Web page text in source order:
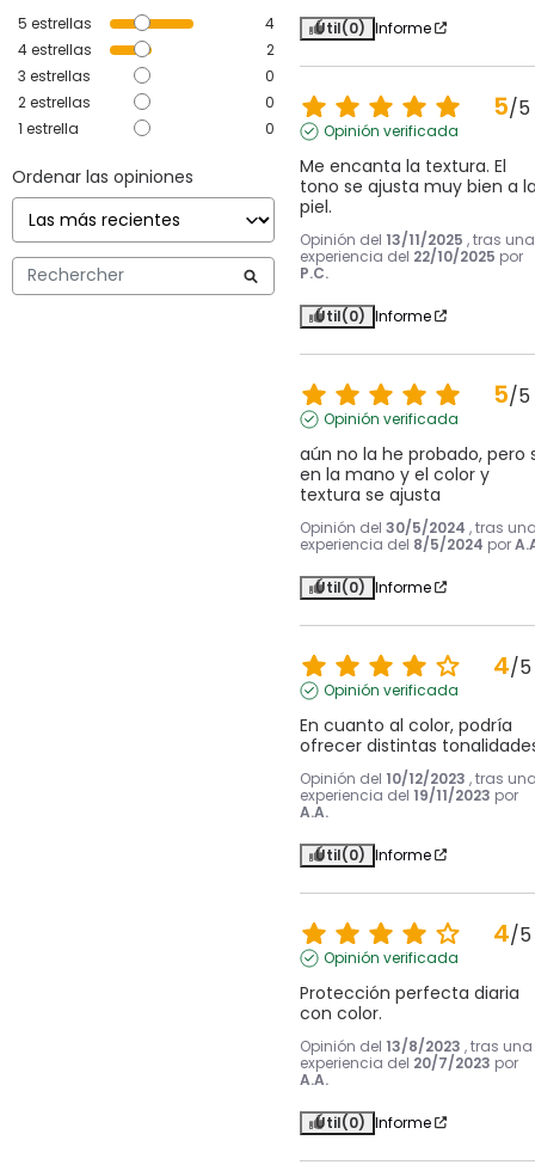
5 estrellas
4
4estrellas
2
3 estrellas
0
2estrellas
0
1 estrella 0
Ordenar las opiniones
Útil(0) Informe
5/5
Opinión verificada
Me encanta la textura. El
tono se ajusta muy bien a
piel.
Opinión del 13/11/2025 , tras una
experiencia del 22/10/2025 por
P.C.
Útil(0) Informe
5/5
Opinión verificada
aún no la he probado, pero
en la mano y el color y
textura se ajusta
Opinión del 30/5/2024 , tras
experiencia del 8/5/2024 por
Útil(0) Informe
4/5
Opinión verificada
En cuanto al color, podría
ofrecer distintas
Opinión del 10/12/2023 , tras
experiencia del 19/11/2023 por
A.A.
Útil(0) Informe
4/5
Opinión verificada
Protección perfecta diaria
con color.
Opinión del 13/8/2023 , tras una
experiencia del 20/7/2023 por
A.A.
Útil(0) Informe